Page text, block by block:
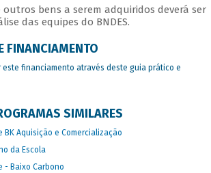
bens a serem adquiridos deverá ser
das equipes do BNDES.
FINANCIAMENTO
este financiamento através deste guia prático e
SIMILARES
BK Aquisição e Comercialização
da Escola
- Baixo Carbono